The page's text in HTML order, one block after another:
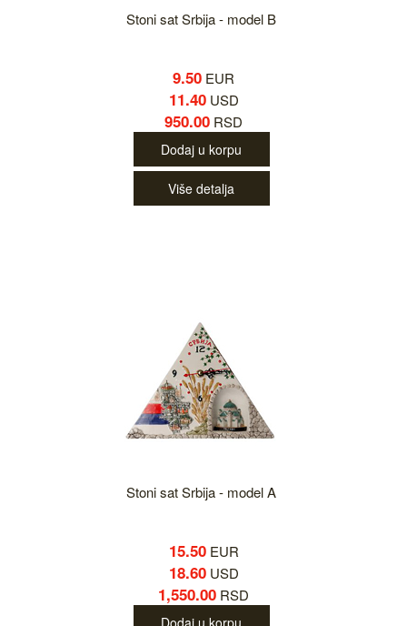
Stoni sat Srbija - model B
9.50 EUR
11.40USD
950.00 RSD
Dodaj u korpu
Više detalja
Stoni sat Srbija - model A
15.50EUR
18.60USD
1,550.00 RSD
Dodaj u korpu